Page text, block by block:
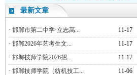
最新文章
· 邯郸市第二中学·立志高...
11-17
· 邯郸2026年艺考生文...
11-17
· 邯郸技师学院2026招...
11-17
· 邯郸技师学院（纺机技工...
11-06